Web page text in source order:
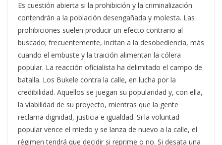
Es cuestión abierta si la prohibición y la criminalización
contendrán a la población desengañada y molesta. Las
prohibiciones suelen producir un efecto contrario al
buscado; frecuentemente, incitan a la desobediencia, más
cuando el embuste y la traición alimentan la cólera
popular. La reacción oficialista ha delimitado el campo de
batalla. Los Bukele contra la calle, en lucha por la
credibilidad. Aquellos se juegan su popularidad y, con ella,
la viabilidad de su proyecto, mientras que la gente
reclama dignidad, justicia e igualdad. Si la voluntad
popular vence el miedo y se lanza de nuevo a la calle, el
régimen tendrá que decidir si reprime o no. Si desata una